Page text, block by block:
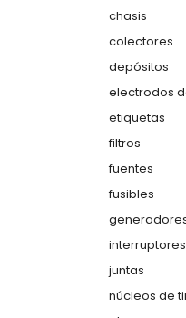
chasis
colectores
depósitos
electrodos
etiquetas
filtros
fuentes
fusibles
interruptores
juntas
núcleos de